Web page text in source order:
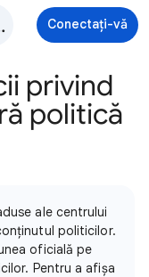
Ajutor Conectați-vă
privind
politică
ale centrului
politicilor.
oficială pe
Pentru a afișa